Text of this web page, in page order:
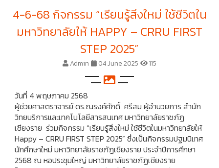
4-6-68 กิจกรรม “เรียนรู้สิ่งใหม่ ใช้ชีวิตใน
มหาวิทยาลัยให้ HAPPY – CRRU FIRST
STEP 2025”
Admin 04 June 2025 115
วันที่ 4 พฤษภาคม 2568
ผู้ช่วยศาสตราจารย์ ดร.ณรงค์ศักดิ์ ศรีสม ผู้อำนวยการ สำนัก
วิทยบริการและเทคโนโลยีสารสนเทศ มหาวิทยาลัยราชภัฏ
เชียงราย ร่วมกิจกรรม “เรียนรู้สิ่งใหม่ ใช้ชีวิตในมหาวิทยาลัยให้
Happy – CRRU FIRST STEP 2025” ซึ่งเป็นกิจกรรมปฐมนิเทศ
นักศึกษาใหม่ มหาวิทยาลัยราชภัฏเชียงราย ประจำปีการศึกษา
2568 ณ หอประชุมใหญ่ มหาวิทยาลัยราชภัฏเชียงราย